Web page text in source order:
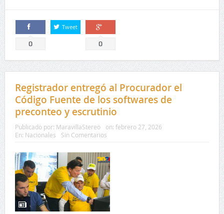
Comparte
0
Tweet
Comparte
0
Registrador entregó al Procurador el
Código Fuente de los softwares de
preconteo y escrutinio
Publicado por: MaravillaStereo on: febrero 27, 2026
En: Nacionales Sin Comentarios